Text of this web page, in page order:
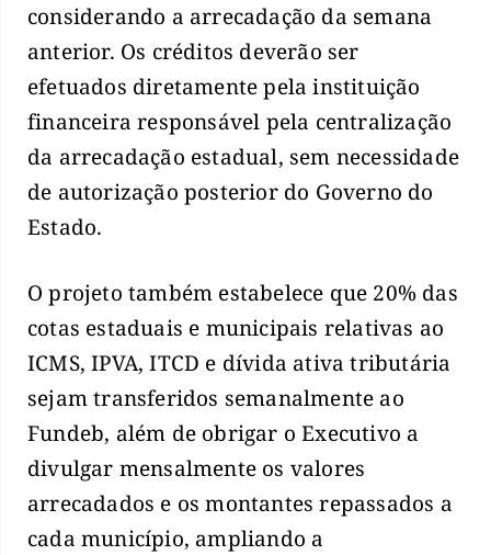
considerando a arrecadação da semana
anterior. Os créditos deverão ser
efetuados diretamente pela instituição
financeira responsável pela centralização
da arrecadação estadual, sem necessidade
de autorização posterior do Governo do
Estado.
O projeto também estabelece que 20% das
cotas estaduais e municipais relativas ao
ICMS, IPVA, ITCD e dívida ativa tributária
sejam transferidos semanalmente ao
Fundeb, além de obrigar o Executivo a
divulgar mensalmente os valores
arrecadados e os montantes repassados a
cada município, ampliando a